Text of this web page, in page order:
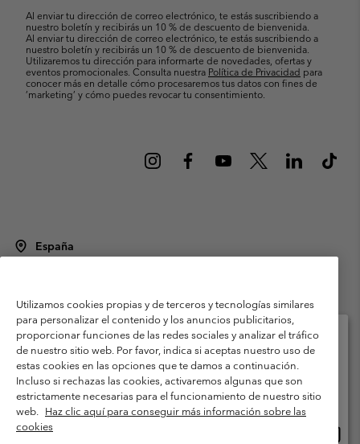
Al enviar tu dirección de correo electrónico, te estás suscribiendo a
nuestro boletín y recibirás un 10 % de descuento de bienvenida.
Al enviar tu dirección de correo electrónico, te estás suscribiendo a
nuestro boletín y recibirás un 10 % de descuento de bienvenida.
Utilizaremos tu dirección para informarte de novedades, ofertas y
eventos promocionales. Consulta nuestra Política de Privacidad para
conocer más en detalle cómo procesaremos tus datos con fines de
’marketing’ y cómo puedes revocar tu consentimiento.
España
Condiciones de uso
Terminos de Venta
Garantía
Política de Privacidad
Términos y condiciones del programa de miembros
Términos De Uso Del Contenido Generado Por Los Usuarios
Impressum
Cookies Public CBCR
Utilizamos cookies propias y de terceros y tecnologías similares
para personalizar el contenido y los anuncios publicitarios,
proporcionar funciones de las redes sociales y analizar el tráfico
de nuestro sitio web. Por favor, indica si aceptas nuestro uso de
estas cookies en las opciones que te damos a continuación.
Incluso si rechazas las cookies, activaremos algunas que son
estrictamente necesarias para el funcionamiento de nuestro sitio
web. Haz clic aquí para conseguir más información sobre las
cookies
Selecciona tu país e idioma envío
Compras en línea disponibles